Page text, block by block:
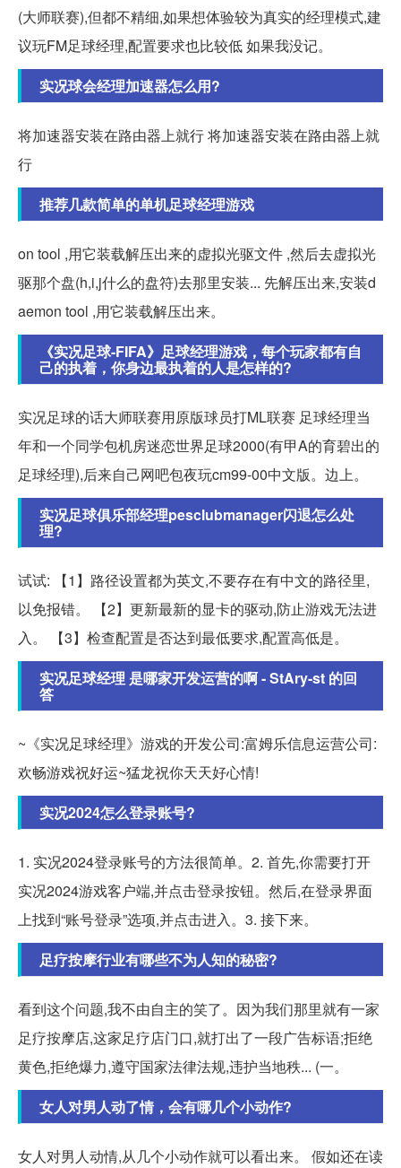
(大师联赛),但都不精细,如果想体验较为真实的经理模式,建
议玩FM足球经理,配置要求也比较低 如果我没记。
实况球会经理加速器怎么用?
将加速器安装在路由器上就行 将加速器安装在路由器上就
行
推荐几款简单的单机足球经理游戏
on tool ,用它装载解压出来的虚拟光驱文件 ,然后去虚拟光
驱那个盘(h,i,j什么的盘符)去那里安装... 先解压出来,安装d
aemon tool ,用它装载解压出来。
《实况足球-FIFA》足球经理游戏，每个玩家都有自
己的执着，你身边最执着的人是怎样的?
实况足球的话大师联赛用原版球员打ML联赛 足球经理当
年和一个同学包机房迷恋世界足球2000(有甲A的育碧出的
足球经理),后来自己网吧包夜玩cm99-00中文版。边上。
实况足球俱乐部经理pesclubmanager闪退怎么处
理?
试试: 【1】路径设置都为英文,不要存在有中文的路径里,
以免报错。 【2】更新最新的显卡的驱动,防止游戏无法进
入。 【3】检查配置是否达到最低要求,配置高低是。
实况足球经理 是哪家开发运营的啊 - StAry-st 的回
答
~《实况足球经理》游戏的开发公司:富姆乐信息运营公司:
欢畅游戏祝好运~猛龙祝你天天好心情!
实况2024怎么登录账号?
1. 实况2024登录账号的方法很简单。2. 首先,你需要打开
实况2024游戏客户端,并点击登录按钮。然后,在登录界面
上找到“账号登录”选项,并点击进入。3. 接下来。
足疗按摩行业有哪些不为人知的秘密?
看到这个问题,我不由自主的笑了。因为我们那里就有一家
足疗按摩店,这家足疗店门口,就打出了一段广告标语;拒绝
黄色,拒绝爆力,遵守国家法律法规,违护当地秩... (一。
女人对男人动了情，会有哪几个小动作?
女人对男人动情,从几个小动作就可以看出来。 假如还在读